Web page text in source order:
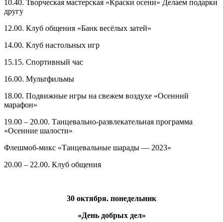
10.40. Творческая мастерская «Краски осени» Делаем подарки
другу
12.00. Клуб общения «Банк весёлых затей»
14.00. Клуб настольных игр
15.15. Спортивный час
16.00. Мультфильмы
18.00. Подвижные игры на свежем воздухе «Осенний
марафон»
19.00 – 20.00. Танцевально-развлекательная программа
«Осенние шалости»
Флешмоб-микс «Танцевальные шарады — 2023»
20.00 – 22.00. Клуб общения
30 октября. понедельник
«День добрых дел»